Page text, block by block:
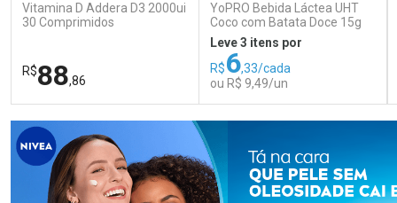
Vitamina D Addera D3 2000ui
30 Comprimidos
R$88,86
FECHAR
Laboratório
FECHAR
Por Menos
YoPRO Bebida Láctea UHT
Coco com Batata Doce 15g
de proteínas 250ml
Leve 3 itens por
R$6,33/cada
ou R$ 9,49/un
Laboratório
Por Menos